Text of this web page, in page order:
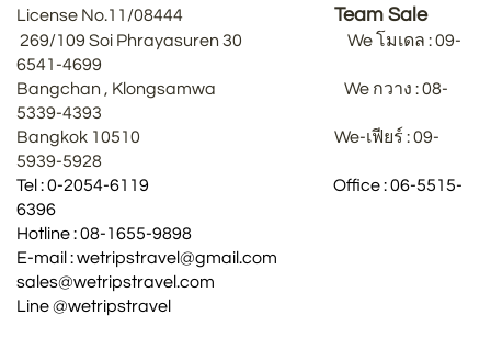
License No.11/08444 Team Sale
269/109 Soi Phrayasuren 30 We โมเดล : 09-
6541-4699
Bangchan , Klongsamwa We กวาง : 08-
5339-4393
Bangkok 10510 We-เฟียร์ : 09-
5939-5928
Tel : 0-2054-6119 Office : 06-5515-
6396
Hotline : 08-1655-9898
E-mail : wetripstravel@gmail.com
sales@wetripstravel.com
Line @wetripstravel